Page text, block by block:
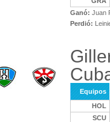
Ganó: Juan
Perdió:
Equipos
HOL
SCU